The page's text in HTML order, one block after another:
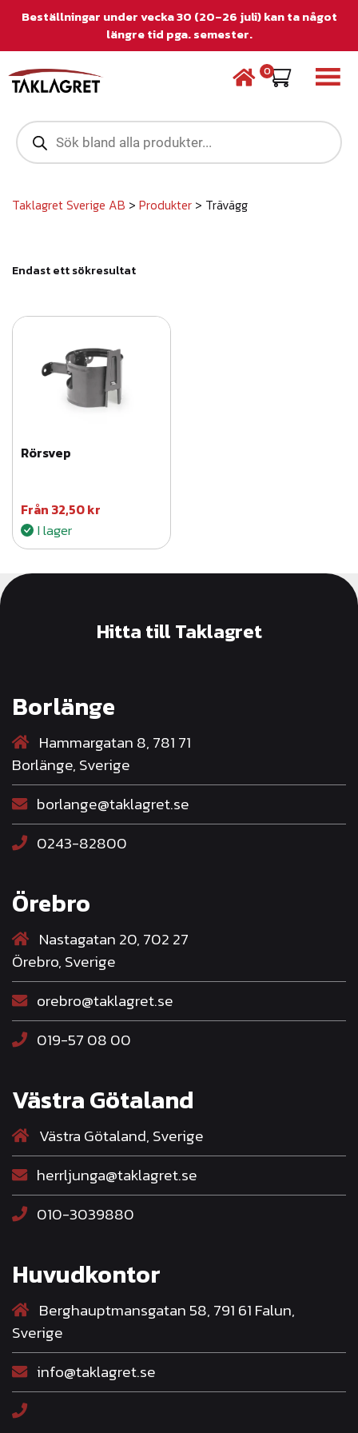
Beställningar under vecka 30 (20–26 juli) kan ta något
längre tid pga. semester.
0
P
r
o
c
e
a
h
Taklagret Sverige AB > Produkter > Trävägg
Endast ett sökresultat
Rörsvep
Från 32,50kr
I lager
Hitta till Taklagret
Borlänge
Hammargatan 8, 781 71
Borlänge, Sverige
borlange@taklagret.se
0243-82800
Örebro
Nastagatan 20, 702 27
Örebro, Sverige
orebro@taklagret.se
019-57 08 00
Västra Götaland
Västra Götaland, Sverige
herrljunga@taklagret.se
010-3039880
Huvudkontor
Berghauptmansgatan 58, 791 61 Falun,
Sverige
info@taklagret.se